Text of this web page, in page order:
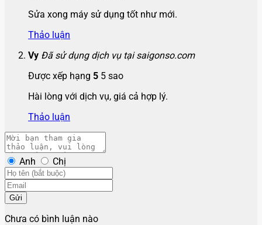
Sửa xong máy sử dụng tốt như mới.
Thảo luận
Vy Đã sử dụng dịch vụ tại saigonso.com
Được xếp hạng 5 5 sao
Hài lòng với dịch vụ, giá cả hợp lý.
Thảo luận
Anh Chị
Gửi
Chưa có bình luận nào